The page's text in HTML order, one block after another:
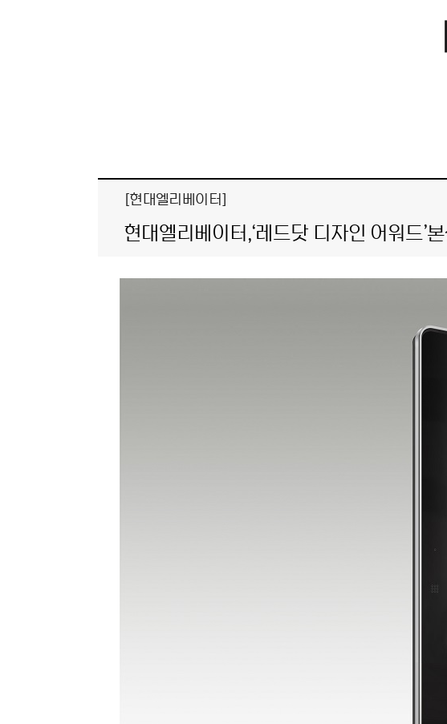
[현대엘리베이터]
현대엘리베이터,‘레드닷 디자인 어워드’